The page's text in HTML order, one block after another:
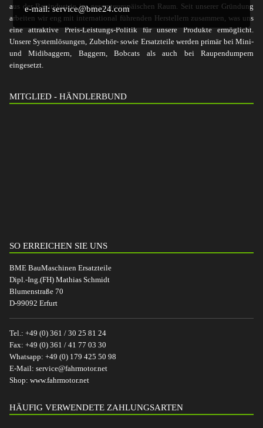
e-mail: service@bme24.com
aus der Bauindustrie im gesamteuropäischen Raum. Seit unserer Gründung
arbeiten wir eng mit international führenden Herstellern zusammen, was uns
eine attraktive Preis-Leistungs-Politik für unsere Produkte ermöglicht.
Unsere Systemlösungen, Zubehör- sowie Ersatzteile werden primär bei Mini-
und Midibaggern, Baggern, Bobcats als auch bei Raupendumpern
eingesetzt.
MITGLIED - HÄNDLERBUND
SO ERREICHEN SIE UNS
BME BauMaschinen Ersatzteile
Dipl.-Ing.(FH) Mathias Schmidt
Blumenstraße 70
D-99092 Erfurt
Tel.: +49 (0) 361 / 30 25 81 24
Fax: +49 (0) 361 / 41 77 03 30
Whatsapp: +49 (0) 179 425 50 98
E-Mail: service@fahrmotor.net
Shop: www.fahrmotor.net
HÄUFIG VERWENDETE ZAHLUNGSARTEN